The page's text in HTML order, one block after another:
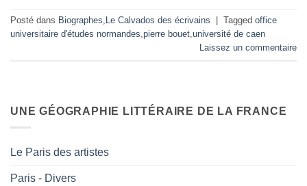
Posté dans Biographes Le Calvados des écrivains Tagged office
universitaire d'études normandes pierre bouet université de caen
Laissez un commentaire
UNE GÉOGRAPHIE LITTÉRAIRE DE LA FRANCE
Le Paris des artistes
Paris - Divers